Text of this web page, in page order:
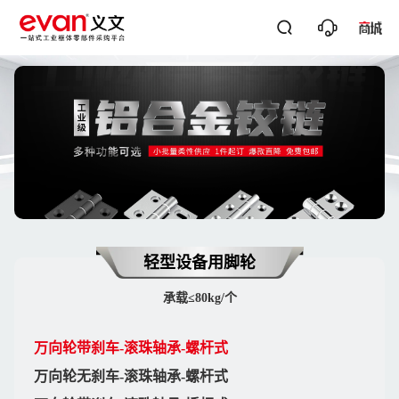
 
 关键词搜

轻型设备用脚轮
承载≤80kg/个
万向轮带刹车-滚珠轴承-螺杆式
万向轮无刹车-滚珠轴承-螺杆式